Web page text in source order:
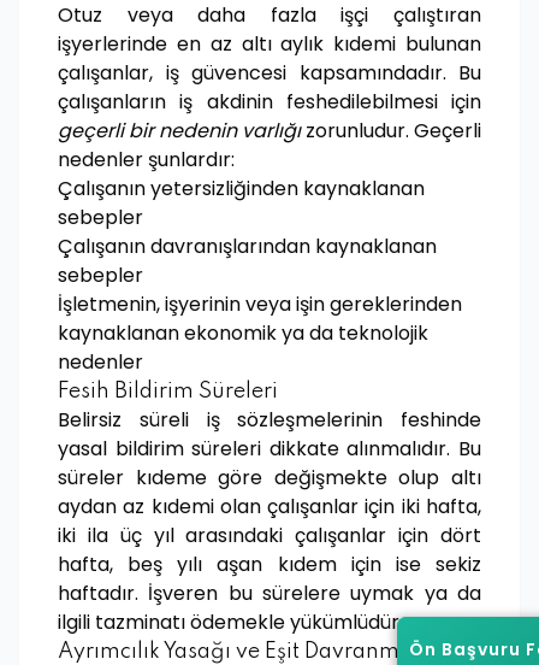
Ön Başvuru
Otuz veya daha fazla işçi çalıştıran
işyerlerinde en az altı aylık kıdemi bulunan
çalışanlar, iş güvencesi kapsamındadır. Bu
çalışanların iş akdinin feshedilebilmesi için
geçerli bir nedenin varlığızorunludur. Geçerli
nedenler şunlardır:
Çalışanın yetersizliğinden kaynaklanan
sebepler
Çalışanın davranışlarından kaynaklanan
sebepler
İşletmenin, işyerinin veya işin gereklerinden
kaynaklanan ekonomik ya da teknolojik
nedenler
Fesih Bildirim Süreleri
Belirsiz süreli iş sözleşmelerinin feshinde
yasal bildirim süreleri dikkate alınmalıdır. Bu
süreler kıdeme göre değişmekte olup altı
aydan az kıdemi olan çalışanlar için iki hafta,
iki ila üç yıl arasındaki çalışanlar için dört
hafta, beş yılı aşan kıdem için ise sekiz
haftadır. İşveren bu sürelere uymak ya da
ilgili tazminatı ödemekle yükümlüdür.
Ayrımcılık Yasağı ve Eşit Davranma İlkesi
Ön Başvuru